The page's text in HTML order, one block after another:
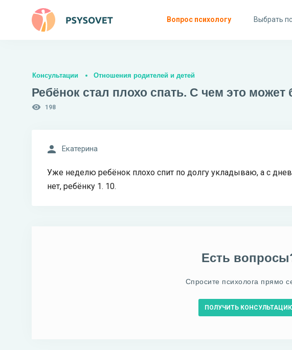
Вопрос психологу Выбрать
Консультации Отношения родителей и детей
Ребёнок стал плохо спать. С чем это может
198
Екатерина
Уже неделю ребёнок плохо спит по долгу укладываю, а с
нет, ребёнку 1. 10.
Есть
Спросите психолога прямо
ПОЛУЧИТЬ